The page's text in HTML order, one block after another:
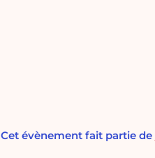
Cet évènement fait partie de